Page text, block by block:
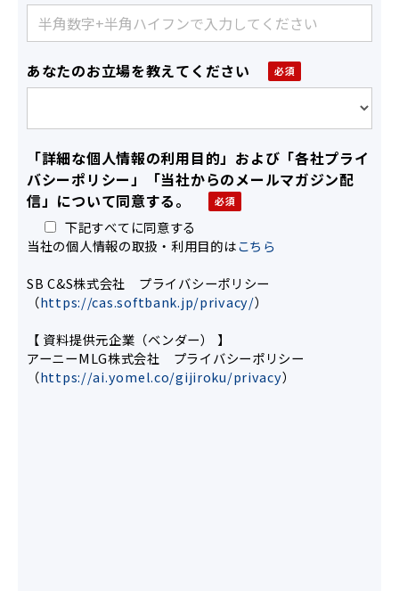
あなたのお立場を教えてください
「詳細な個人情報の利用目的」および「各社プライ
バシーポリシー」「当社からのメールマガジン配
信」について同意する。
下記すべてに同意する
当社の個人情報の取扱・利用目的はこちら
SB C&S株式会社 プライバシーポリシー
（https://cas.softbank.jp/privacy/）
【 資料提供元企業（ベンダー） 】
アーニーMLG株式会社 プライバシーポリシー
（https://ai.yomel.co/gijiroku/privacy）